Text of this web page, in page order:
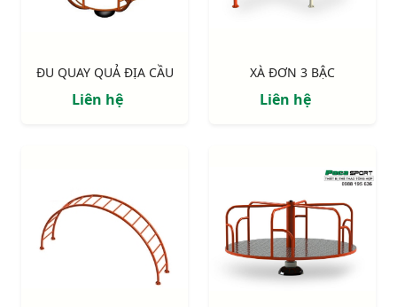
ĐU QUAY QUẢ ĐỊA CẦU
Liên hệ
XÀ ĐƠN 3 BẬC
Liên hệ